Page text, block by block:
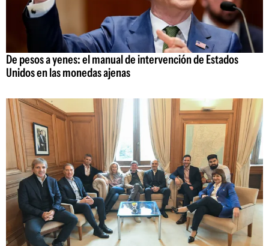
De pesos a yenes: el manual de intervención de Estados
Unidos en las monedas ajenas